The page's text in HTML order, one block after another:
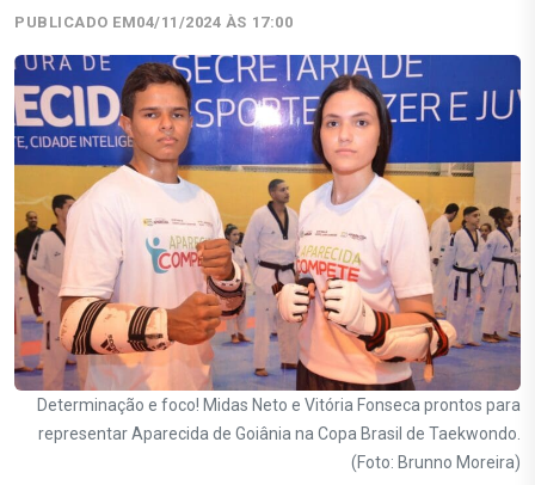
PUBLICADO EM04/11/2024 ÀS 17:00
Determinação e foco! Midas Neto e Vitória Fonseca prontos para
representar Aparecida de Goiânia na Copa Brasil de Taekwondo.
(Foto: Brunno Moreira)